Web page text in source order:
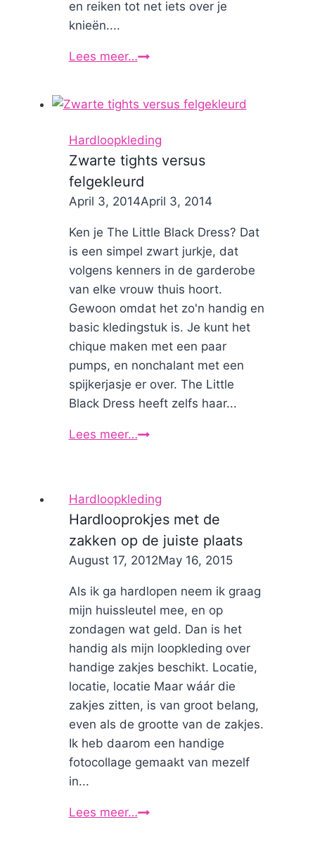
en reiken tot net iets over je
knieën....
Lees meer…Hardloopbroek
Hardloopkleding
Zwarte tights versus
felgekleurd
ByNicole
April 3, 2014April 3, 2014
Ken je The Little Black Dress? Dat
is een simpel zwart jurkje, dat
volgens kenners in de garderobe
van elke vrouw thuis hoort.
Gewoon omdat het zo'n handig en
basic kledingstuk is. Je kunt het
chique maken met een paar
pumps, en nonchalant met een
spijkerjasje er over. The Little
Black Dress heeft zelfs haar...
Lees meer…Zwarte
felgekleurd
Hardloopkleding
Hardlooprokjes met de
zakken op de juiste plaats
ByNicole
August 17, 2012May 16, 2015
Als ik ga hardlopen neem ik graag
mijn huissleutel mee, en op
zondagen wat geld. Dan is het
handig als mijn loopkleding over
handige zakjes beschikt. Locatie,
locatie, locatie Maar wáár die
zakjes zitten, is van groot belang,
even als de grootte van de zakjes.
Ik heb daarom een handige
fotocollage gemaakt van mezelf
in...
Lees meer…Hardlooprokjes